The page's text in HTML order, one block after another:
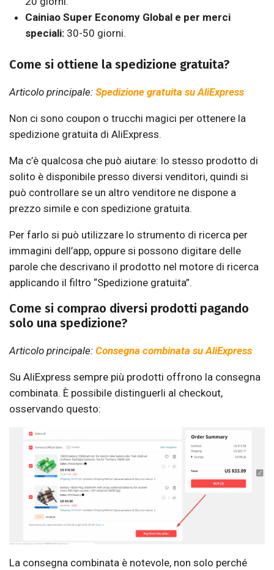
Cainiao Super Economy Global e per merci
speciali:30-50 giorni.
Come si ottiene la spedizione gratuita?
Articolo principale: Spedizione gratuita su AliExpress
Non ci sono coupon o trucchi magici per ottenere la
spedizione gratuita di AliExpress.
Ma c’è qualcosa che può aiutare: lo stesso prodotto di
solito è disponibile presso diversi venditori, quindi si
può controllare se un altro venditore ne dispone a
prezzo simile e con spedizione gratuita.
Per farlo si può utilizzare lo strumento di ricerca per
immagini dell’app, oppure si possono digitare delle
parole che descrivano il prodotto nel motore di ricerca
applicando il filtro “Spedizione gratuita”.
Come si comprao diversi prodotti pagando
solo una spedizione?
Articolo principale: Consegna combinata su AliExpress
Su AliExpress sempre più prodotti offrono la consegna
combinata. È possibile distinguerli al checkout,
osservando questo:
La consegna combinata è notevole, non solo perché